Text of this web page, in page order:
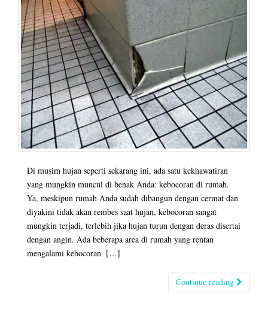
Di musim hujan seperti sekarang ini, ada satu kekhawatiran
yang mungkin muncul di benak Anda: kebocoran di rumah.
Ya, meskipun rumah Anda sudah dibangun dengan cermat dan
diyakini tidak akan rembes saat hujan, kebocoran sangat
mungkin terjadi, terlebih jika hujan turun dengan deras disertai
dengan angin. Ada beberapa area di rumah yang rentan
mengalami kebocoran. […]
Continue reading